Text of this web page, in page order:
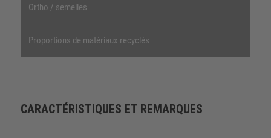
Ortho / semelles
Proportions de matériaux recyclés
CARACTÉRISTIQUES ET REMARQUES